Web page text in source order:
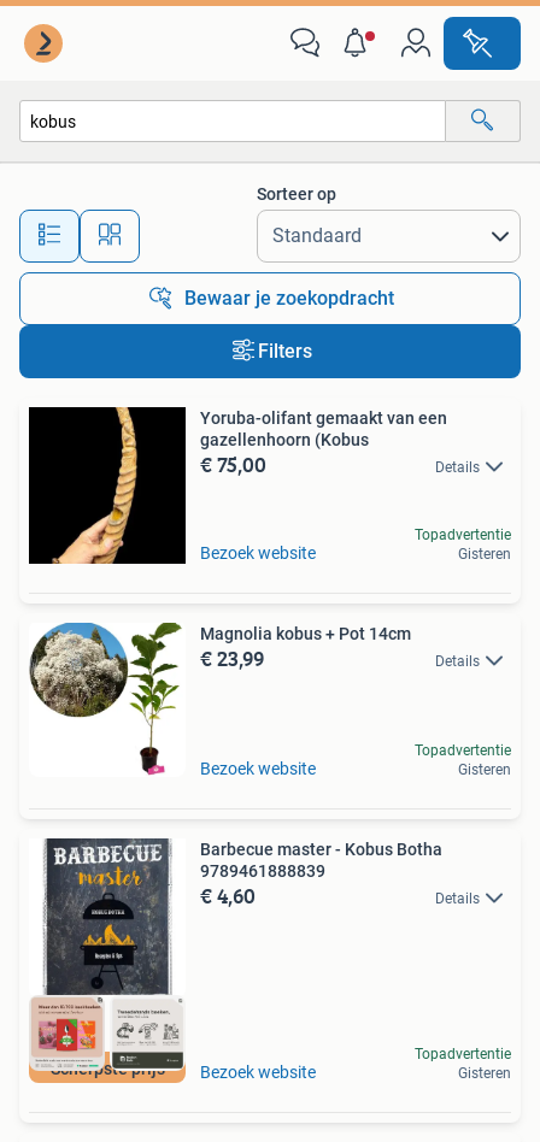
Alle afstanden…
Sorteer op
Bewaar je zoekopdracht
Filters
Yoruba-olifant gemaakt van een
gazellenhoorn (Kobus
€ 75,00 Details
Bezoek website
Topadvertentie
Gisteren
Magnolia kobus + Pot 14cm
€ 23,99 Details
Bezoek website
Topadvertentie
Gisteren
Scherpste prijs
Barbecue master - Kobus Botha
9789461888839
€ 4,60 Details
Bezoek website
Topadvertentie
Gisteren